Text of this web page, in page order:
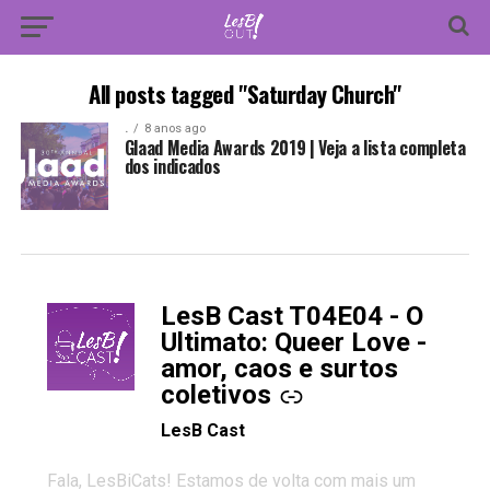
All posts tagged "Saturday Church"
. 8 anos ago
Glaad Media Awards 2019 | Veja a lista completa
dos indicados
LesB Cast T04E04 - O
Ultimato: Queer Love -
amor, caos e surtos
coletivos
-
LesB Cast
Fala, LesBiCats! Estamos de volta com mais um